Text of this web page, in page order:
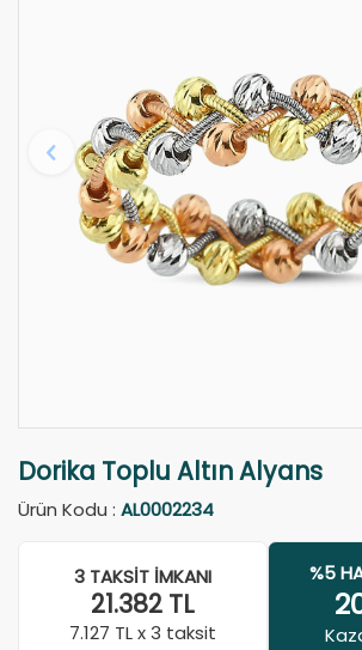
Dorika Toplu Altın Alyans
Ürün Kodu : AL0002234
3 TAKSIT İMKANI
21.382 TL
7.127 TL x 3 taksit
%5